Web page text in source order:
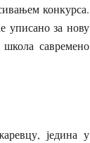
конкурса.
уписано за нову
савремено
једина у